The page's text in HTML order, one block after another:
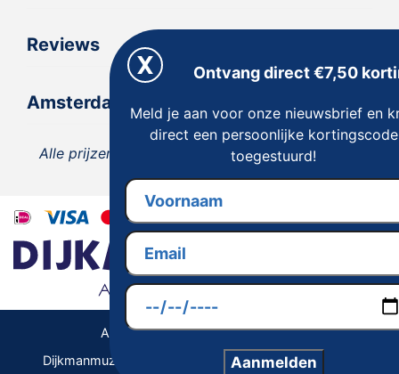
Reviews
Amsterdam
Alle prijzen zijn inclusief 21% BTW, tenzij anders
vermeld.
Dijkmanmuziek 2026 © | Alle rechten voorbehouden
Algemene Voorwaarden | Privacy
Ontvang direct €7,50
Meld je aan voor onze nieuwsbrief en
direct een persoonlijke kortingscode
toegestuurd!
Aanmelden